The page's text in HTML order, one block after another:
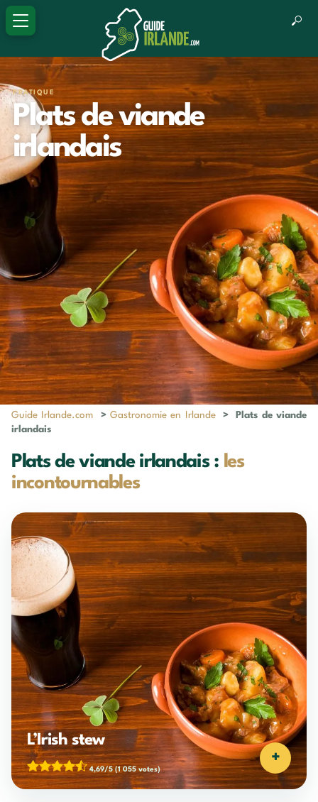
PRATIQUE
Plats de viande
irlandais
Guide Irlande.com >Gastronomie en Irlande >
Plats de viande
irlandais
Plats de viande irlandais : les
incontournables
L’Irish stew
4,69/5(1 055 votes)
+